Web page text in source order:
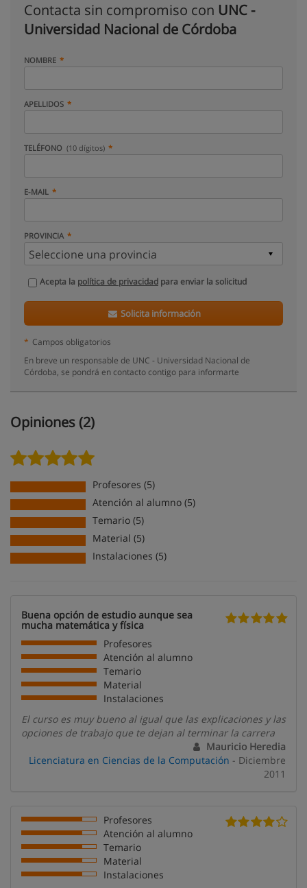
Contacta sin compromiso con UNC -
Universidad Nacional de Córdoba
NOMBRE
APELLIDOS
TELÉFONO (10 dígitos)
E-MAIL
PROVINCIA
Acepta la política de privacidad para enviar la solicitud
Solicita información
* Campos obligatorios
En breve un responsable de UNC - Universidad Nacional de
Córdoba, se pondrá en contacto contigo para informarte
Opiniones (2)
Profesores (5)
Atención al alumno (5)
Temario (5)
Material (5)
Instalaciones (5)
Buena opción de estudio aunque sea
mucha matemática y física
Profesores
Atención al alumno
Temario
Material
Instalaciones
El curso es muy bueno al igual que las explicaciones y las
opciones de trabajo que te dejan al terminar la carrera
Mauricio Heredia
Licenciatura en Ciencias de la Computación - Diciembre
2011
Profesores
Atención al alumno
Temario
Material
Instalaciones